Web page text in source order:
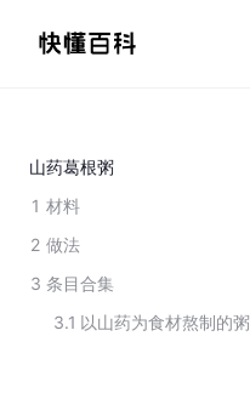
山药葛根粥
1 材料
2 做法
3 条目合集
3.1 以山药为食材熬制的粥